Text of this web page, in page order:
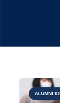
ALUMNI ID